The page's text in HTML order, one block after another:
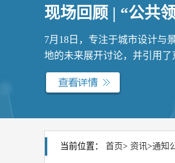
现场回顾 | “公共
7月18日，专注于城市设计与
地的未来展开讨论，并引用
当前位置： 首页> 资讯>通知